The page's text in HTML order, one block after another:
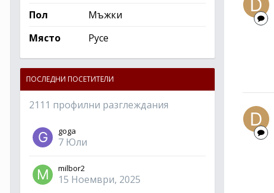
Пол
Мъжки
Място
Русе
ПОСЛЕДНИ ПОСЕТИТЕЛИ
2111 профилни разглеждания
goga
7 Юли
milbor2
15 Ноември, 2025